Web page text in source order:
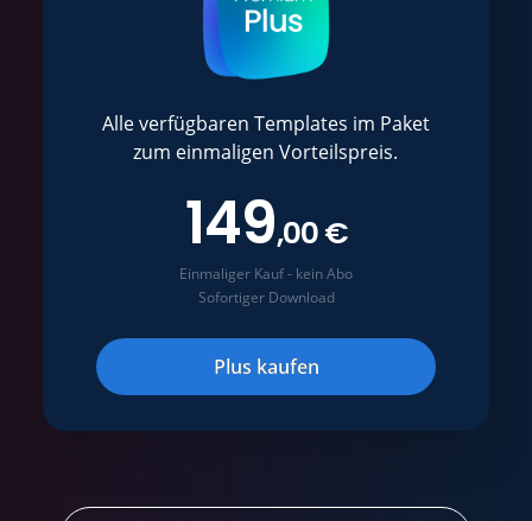
Alle verfügbaren Templates im Paket
zum einmaligen Vorteilspreis.
149,00 €
Einmaliger Kauf - kein Abo
Sofortiger Download
Plus kaufen